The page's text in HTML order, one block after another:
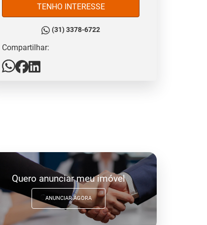
TENHO INTERESSE
(31) 3378-6722
Compartilhar:
Quero anunciar meu imóvel
ANUNCIAR AGORA